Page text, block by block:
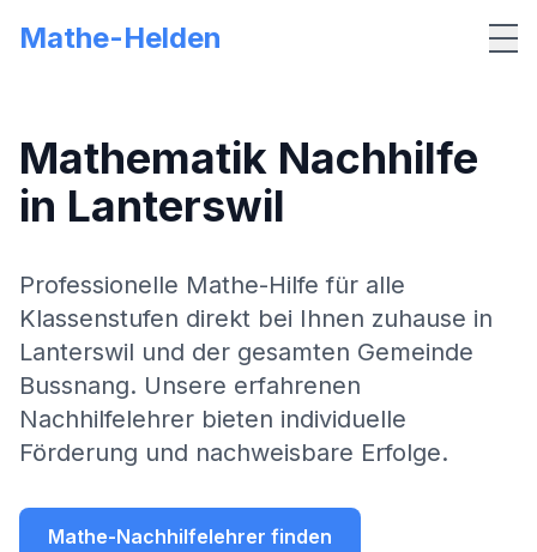
Mathe-Helden
Mathematik Nachhilfe
in Lanterswil
Professionelle Mathe-Hilfe für alle
Klassenstufen direkt bei Ihnen zuhause in
Lanterswil und der gesamten Gemeinde
Bussnang. Unsere erfahrenen
Nachhilfelehrer bieten individuelle
Förderung und nachweisbare Erfolge.
Mathe-Nachhilfelehrer finden